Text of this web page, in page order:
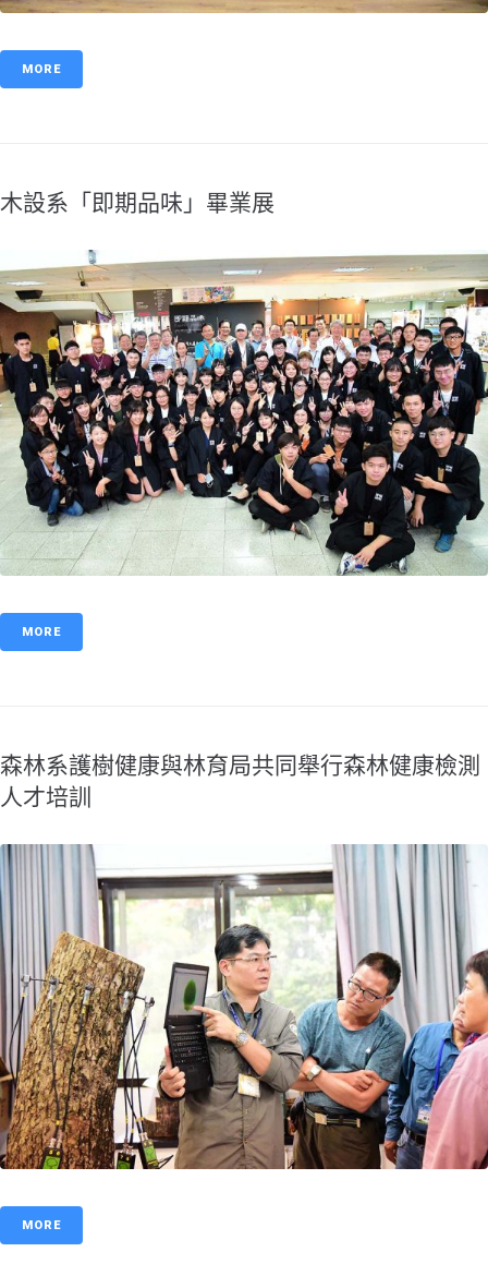
MORE
木設系「即期品味」畢業展
MORE
森林系護樹健康與林育局共同舉行森林健康檢測
人才培訓
MORE